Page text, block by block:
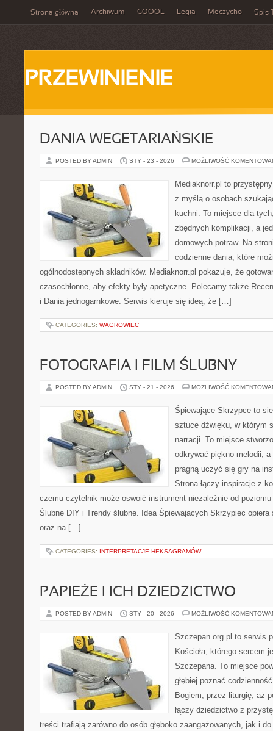
Strona główna Archiwum GOOOL Legia Meczycho Spis
PRZEWINIENIE
DANIA WEGETARIAŃSKIE
POSTED BY ADMIN STY - 23 - 2026 MOŻLIWOŚĆ
Mediaknorr.pl to
z myślą o osobach
kuchni. To miejsce dla
zbędnych komplikacji, a
domowych potraw. Na
codzienne dania, które
ogólnodostępnych składników. Mediaknorr.pl pokazuje, że
czasochłonne, aby efekty były apetyczne. Polecamy także
i Dania jednogarnkowe. Serwis kieruje się ideą, że […]
CATEGORIES: WĄGROWIEC
FOTOGRAFIA I FILM ŚLUBNY
POSTED BY ADMIN STY - 21 - 2026 MOŻLIWOŚĆ
Śpiewające Skrzypce to
sztuce dźwięku, w którym
narracji. To miejsce
odkrywać piękno melodii,
pragną uczyć się gry na
Strona łączy inspiracje z
czemu czytelnik może oswoić instrument niezależnie od
Ślubne DIY i Trendy ślubne. Idea Śpiewających Skrzypiec opiera
oraz na […]
CATEGORIES: INTERPRETACJE HEKSAGRAMÓW
PAPIEŻE I ICH DZIEDZICTWO
POSTED BY ADMIN STY - 20 - 2026 MOŻLIWOŚĆ
Szczepan.org.pl to serwis
Kościoła, którego sercem
Szczepana. To miejsce
głębiej poznać
Bogiem, przez liturgię, aż
łączy dziedzictwo z
treści trafiają zarówno do osób głęboko zaangażowanych, jak i